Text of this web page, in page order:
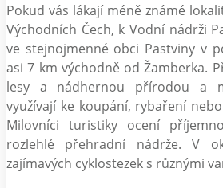
Pokud vás lákají méně známé
Východních Čech, k Vodní nádrži
ve stejnojmenné obci Pastviny v
asi 7 km východně od Žamberka.
lesy a nádhernou přírodou a
využívají ke koupání, rybaření
Milovníci turistiky ocení
rozlehlé přehradní nádrže. V
zajímavých cyklostezek s různými